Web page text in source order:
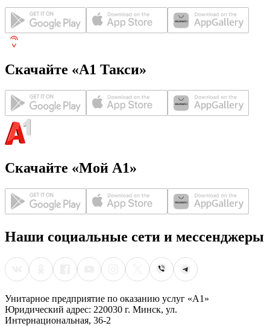
Скачайте «А1 Такси»
Скачайте «Мой А1»
Наши социальные сети и мессенджеры
Унитарное предприятие по оказанию услуг «А1»
Юридический адрес: 220030 г. Минск, ул.
Интернациональная, 36-2